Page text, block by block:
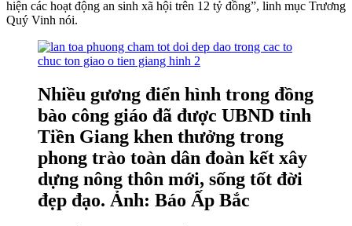
hiện các hoạt động an sinh xã hội trên 12 tỷ đồng”, linh mục Trương
Quý Vinh nói.
Nhiều gương điển hình trong đồng
bào công giáo đã được UBND tỉnh
Tiền Giang khen thưởng trong
phong trào toàn dân đoàn kết xây
dựng nông thôn mới, sống tốt đời
đẹp đạo. Ảnh: Báo Ấp Bắc